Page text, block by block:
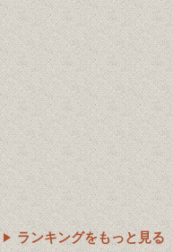
ランキングをもっと見る